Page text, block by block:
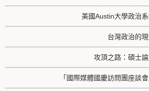
美國Austin大學政治
台灣政治的
攻頂之路：碩士
「國際媒體國慶訪問團座談